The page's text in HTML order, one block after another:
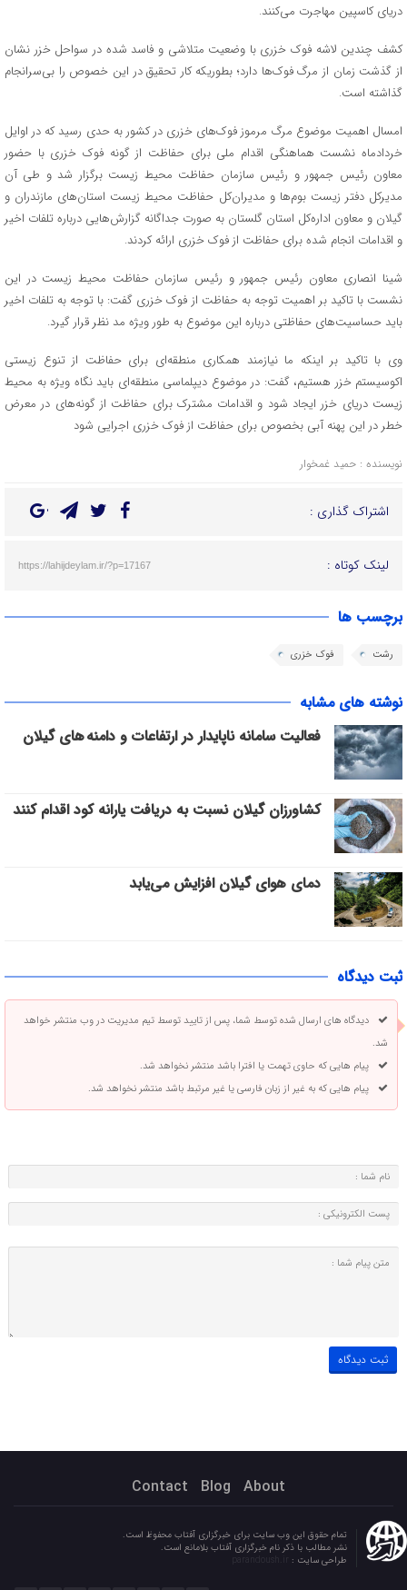
دریای کاسپین مهاجرت می‌کنند.
کشف چندین لاشه‌ فوک‌ خزری با وضعیت متلاشی و فاسد شده در سواحل خزر نشان
از گذشت زمان از مرگ فوک‌ها دارد؛ بطوریکه کار تحقیق در این خصوص را بی‌سرانجام
گذاشته است.
امسال اهمیت موضوع مرگ مرموز فوک‌های خزری در کشور به حدی رسید که در اوایل
خردادماه نشست هماهنگی اقدام ملی برای حفاظت از گونه فوک خزری با حضور
معاون رئیس جمهور و رئیس سازمان حفاظت محیط زیست برگزار شد و طی آن
مدیرکل دفتر زیست بوم‌ها و مدیران‌کل حفاظت محیط زیست استان‌های مازندران و
گیلان و معاون اداره‌کل استان گلستان به صورت جداگانه گزارش‌هایی درباره تلفات اخیر
و اقدامات انجام شده برای حفاظت از فوک خزری ارائه کردند.
شینا انصاری معاون رئیس جمهور و رئیس سازمان حفاظت محیط زیست در این
نشست با تاکید بر اهمیت توجه به حفاظت از فوک خزری گفت: با توجه به تلفات اخیر
باید حساسیت‌های حفاظتی درباره این موضوع به طور ویژه مد نظر قرار گیرد.
وی با تاکید بر اینکه ما نیازمند همکاری منطقه‌ای برای حفاظت از تنوع زیستی
اکوسیستم خزر هستیم، گفت: در موضوع دیپلماسی منطقه‌ای باید نگاه ویژه به محیط
زیست دریای خزر ایجاد شود و اقدامات مشترک برای حفاظت از گونه‌های در معرض
خطر در این پهنه آبی بخصوص برای حفاظت از فوک خزری اجرایی شود
نویسنده : حمید غمخوار
اشتراک گذاری :
لینک کوتاه : https://lahijdeylam.ir/?p=17167
برچسب ها
رشت فوک خزری
نوشته های مشابه
فعالیت سامانه ناپایدار در ارتفاعات و دامنه های گیلان
کشاورزان گیلان نسبت به دریافت یارانه کود اقدام کنند
دمای هوای گیلان افزایش می‌یابد
ثبت دیدگاه
دیدگاه های ارسال شده توسط شما، پس از تایید توسط تیم مدیریت در وب منتشر خواهد
شد.
پیام هایی که حاوی تهمت یا افترا باشد منتشر نخواهد شد.
پیام هایی که به غیر از زبان فارسی یا غیر مرتبط باشد منتشر نخواهد شد.
About
Blog
Contact
تمام حقوق این وب سایت برای خبرگزاری آفتاب محفوظ است.
نشر مطالب با ذکر نام خبرگزاری آفتاب بلامانع است.
طراحی سایت :